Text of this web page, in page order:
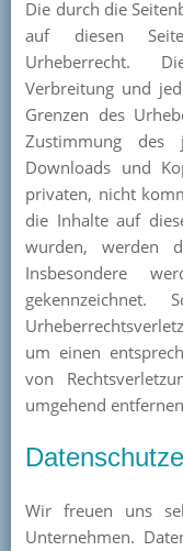
Die durch die
auf diesen
Urheberrecht.
Verbreitung und
Grenzen des
Zustimmung des
Downloads und
privaten, nicht
die Inhalte auf
wurden, werden
Insbesondere
um einen
von
umgehend
Wir freuen uns
Unternehmen.